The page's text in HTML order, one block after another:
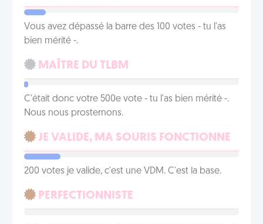
Vous avez dépassé la barre des 100 votes - tu l'as
bien mérité -.
MAÎTRE DU TLBM
C'était donc votre 500e vote - tu l'as bien mérité -.
Nous nous prosternons.
JE VALIDE, MA SOURIS FONCTIONNE
200 votes je valide, c'est une VDM. C'est la base.
PERFECTIONNISTE